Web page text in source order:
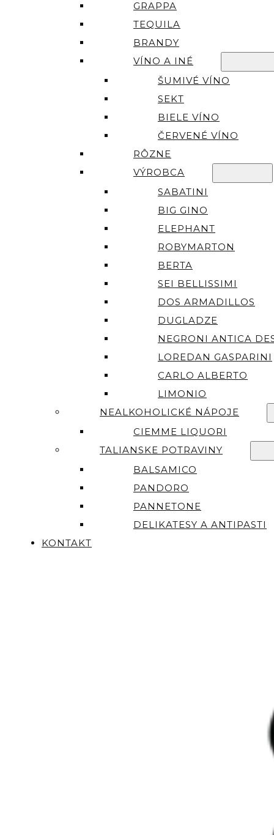
GRAPPA
TEQUILA
BRANDY
VÍNO A INÉ
ŠUMIVÉ VÍNO
SEKT
BIELE VÍNO
ČERVENÉ VÍNO
RÔZNE
VÝROBCA
SABATINI
BIG GINO
ELEPHANT
ROBYMARTON
BERTA
SEI BELLISSIMI
DOS ARMADILLOS
DUGLADZE
NEGRONI ANTICA
LOREDAN GASPARINI
CARLO ALBERTO
LIMONIO
NEALKOHOLICKÉ NÁPOJE
CIEMME LIQUORI
TALIANSKE POTRAVINY
BALSAMICO
PANDORO
PANNETONE
DELIKATESY A ANTIPASTI
KONTAKT